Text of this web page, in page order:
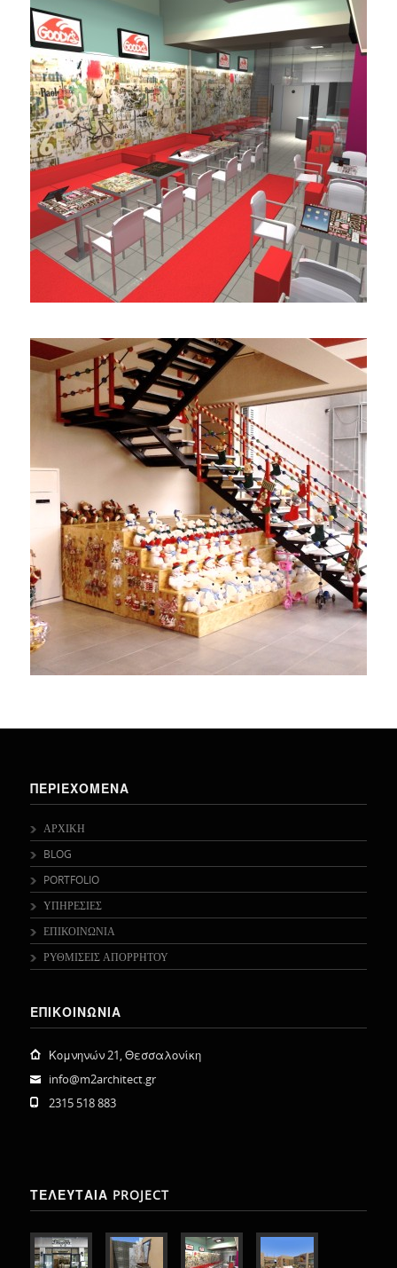
ΠΕΡΙΕΧΟΜΕΝΑ
ΑΡΧΙΚΗ
BLOG
PORTFOLIO
ΥΠΗΡΕΣΙΕΣ
ΕΠΙΚΟΙΝΩΝΙΑ
ΡΥΘΜΙΣΕΙΣ ΑΠΟΡΡΗΤΟΥ
ΕΠΙΚΟΙΝΩΝΙΑ
Κομνηνών 21, Θεσσαλονίκη
info@m2architect.gr
2315 518 883
ΤΕΛΕΥΤΑΙΑ PROJECT